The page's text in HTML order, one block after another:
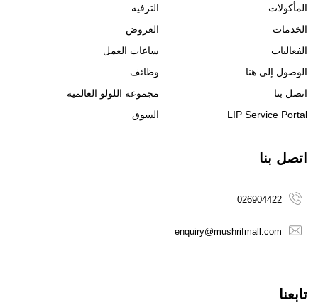
المأكولات
الترفيه
الخدمات
العروض
الفعاليات
ساعات العمل
الوصول إلى هنا
وظائف
اتصل بنا
مجموعة اللولو العالمية
LIP Service Portal
السوق
اتصل بنا
026904422
enquiry@mushrifmall.com
تابعنا